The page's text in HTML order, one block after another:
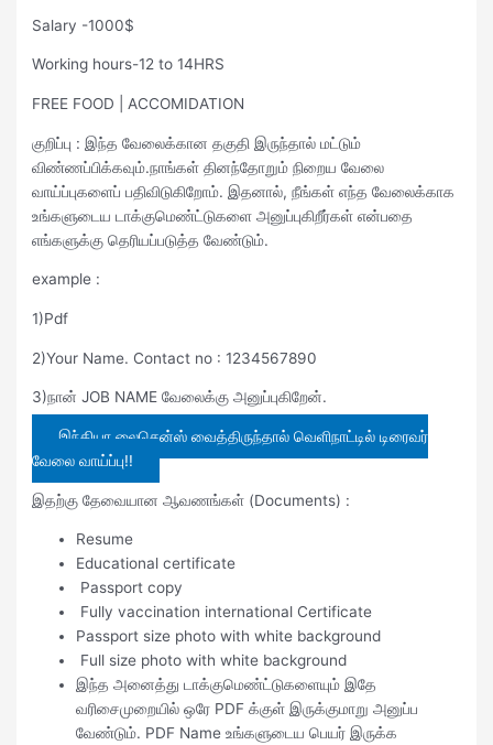
Salary -1000$
Working hours-12 to 14HRS
FREE FOOD | ACCOMIDATION
குறிப்பு : இந்த வேலைக்கான தகுதி இருந்தால் மட்டும்
விண்ணப்பிக்கவும்.நாங்கள் தினந்தோறும் நிறைய வேலை
வாய்ப்புகளைப் பதிவிடுகிறோம். இதனால், நீங்கள் எந்த வேலைக்காக
உங்களுடைய டாக்குமெண்ட்டுகளை அனுப்புகிறீர்கள் என்பதை
எங்களுக்கு தெரியப்படுத்த வேண்டும்.
example :
1)Pdf
2)Your Name. Contact no : 1234567890
3)நான் JOB NAME வேலைக்கு அனுப்புகிறேன்.
இந்தியா லைசென்ஸ் வைத்திருந்தால் வெளிநாட்டில் டிரைவர்
வேலை வாய்ப்பு!!
இதற்கு தேவையான ஆவணங்கள் (Documents) :
Resume
Educational certificate
Passport copy
Fully vaccination international Certificate
Passport size photo with white background
Full size photo with white background
இந்த அனைத்து டாக்குமெண்ட்டுகளையும் இதே
வரிசைமுறையில் ஒரே PDF க்குள் இருக்குமாறு அனுப்ப
வேண்டும். PDF Name உங்களுடைய பெயர் இருக்க